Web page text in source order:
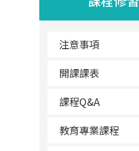
注意事項
開課課表
課程Q&A
教育專業課程